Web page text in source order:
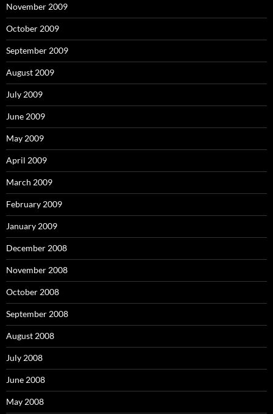
November 2009
October 2009
September 2009
August 2009
July 2009
June 2009
May 2009
April 2009
March 2009
February 2009
January 2009
December 2008
November 2008
October 2008
September 2008
August 2008
July 2008
June 2008
May 2008